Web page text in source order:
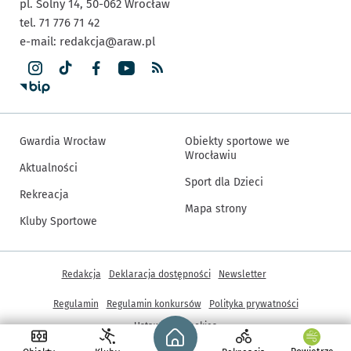
Strona główna - wroclaw.pl
pl. Solny 14, 50-062 Wrocław
tel. 71 776 71 42
e-mail: redakcja@araw.pl
Gwardia Wrocław
Aktualności
Rekreacja
Kluby Sportowe
Obiekty sportowe we
Wrocławiu
Sport dla Dzieci
Mapa strony
Inne informacje
Redakcja Deklaracja dostępności Newsletter
Regulamin Regulamin konkursów
Polityka prywatności
Ustawienia cookies